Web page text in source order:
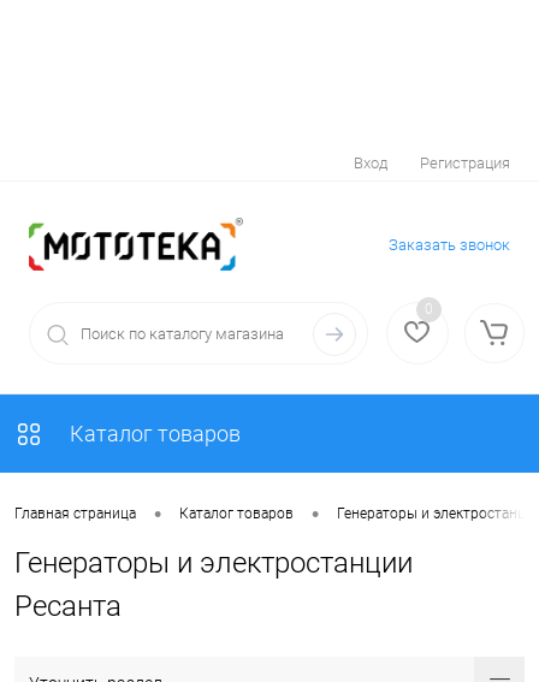
Вход Регистрация
Заказать звонок
0
Каталог товаров
Главная страница • Каталог товаров • Генераторы и
Генераторы и электростанции
Ресанта